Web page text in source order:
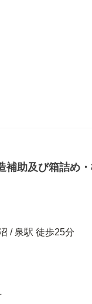
補助及び箱詰め
/ 泉駅 徒歩25分